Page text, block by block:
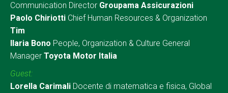
Communication Director Groupama Assicurazioni
Paolo Chiriotti Chief Human Resources & Organization
Tim
Ilaria Bono People, Organization & Culture General
Manager Toyota Motor Italia
Guest:
Lorella Carimali Docente di matematica e fisica, Global